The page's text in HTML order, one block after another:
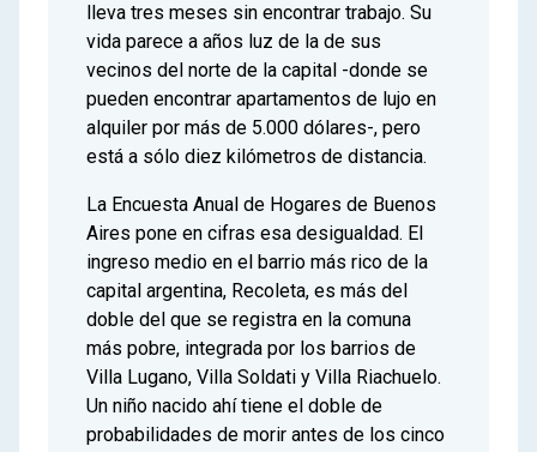
lleva tres meses sin encontrar trabajo. Su
vida parece a años luz de la de sus
vecinos del norte de la capital -donde se
pueden encontrar apartamentos de lujo en
alquiler por más de 5.000 dólares-, pero
está a sólo diez kilómetros de distancia.
La Encuesta Anual de Hogares de Buenos
Aires pone en cifras esa desigualdad. El
ingreso medio en el barrio más rico de la
capital argentina, Recoleta, es más del
doble del que se registra en la comuna
más pobre, integrada por los barrios de
Villa Lugano, Villa Soldati y Villa Riachuelo.
Un niño nacido ahí tiene el doble de
probabilidades de morir antes de los cinco